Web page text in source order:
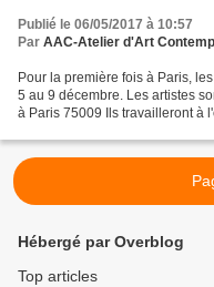
Publié le 06/05/2017 à 10:57
Par AAC-Atelier d'Art
Pour la première fois à Paris,
5 au 9 décembre. Les artistes
à Paris 75009 Ils travailleront à
Hébergé par Overblog
Top articles